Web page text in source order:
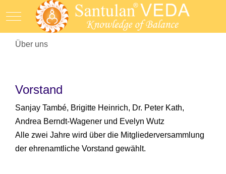
Mobile Menu Toggle
Über uns
Vorstand
Sanjay També, Brigitte Heinrich, Dr. Peter Kath,
Andrea Berndt-Wagener und Evelyn Wutz
Alle zwei Jahre wird über die Mitgliederversammlung
der ehrenamtliche Vorstand gewählt.